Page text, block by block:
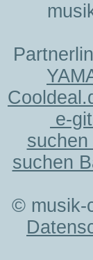
e-
suchen
© musik-